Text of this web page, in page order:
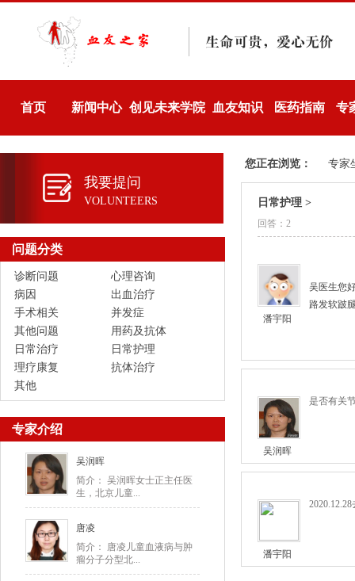
首页 新闻中心 创见未来学院 血友知识 医药指南 专
我要提问
VOLUNTEERS
问题分类
诊断问题
心理咨询
病因
出血治疗
手术相关
并发症
其他问题
用药及抗体
日常治疗
日常护理
理疗康复
抗体治疗
其他
专家介绍
吴润晖
简介： 吴润晖女士正主任医
生，北京儿童...
唐凌
简介： 唐凌儿童血液病与肿
瘤分子分型北...
您正在浏览： 专家
日常护理 >
回答：2
潘宇阳
吴医生您
路发软跛
吴润晖
是否有关
潘宇阳